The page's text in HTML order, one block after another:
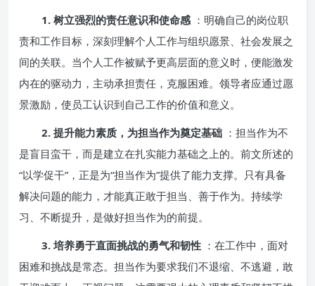
1. 树立强烈的责任意识和使命感 ：明确自己的岗位职
责和工作目标，深刻理解个人工作与组织愿景、社会发展之
间的关联。当个人工作被赋予更高层面的意义时，便能激发
内在的驱动力，主动承担责任，克服困难。领导者应通过愿
景激励，使员工认识到自己工作的价值和意义。
2. 提升能力素质，为担当作为奠定基础 ：担当作为不
是盲目蛮干，而是建立在扎实能力基础之上的。前文所述的
“以学促干”，正是为“担当作为”提供了能力支撑。只有具备
解决问题的能力，才能真正敢于担当、善于作为。持续学
习、不断提升，是做好担当作为的前提。
3. 培养勇于直面挑战的勇气和韧性 ：在工作中，面对
困难和挑战是常态。担当作为要求我们不退缩、不逃避，敢